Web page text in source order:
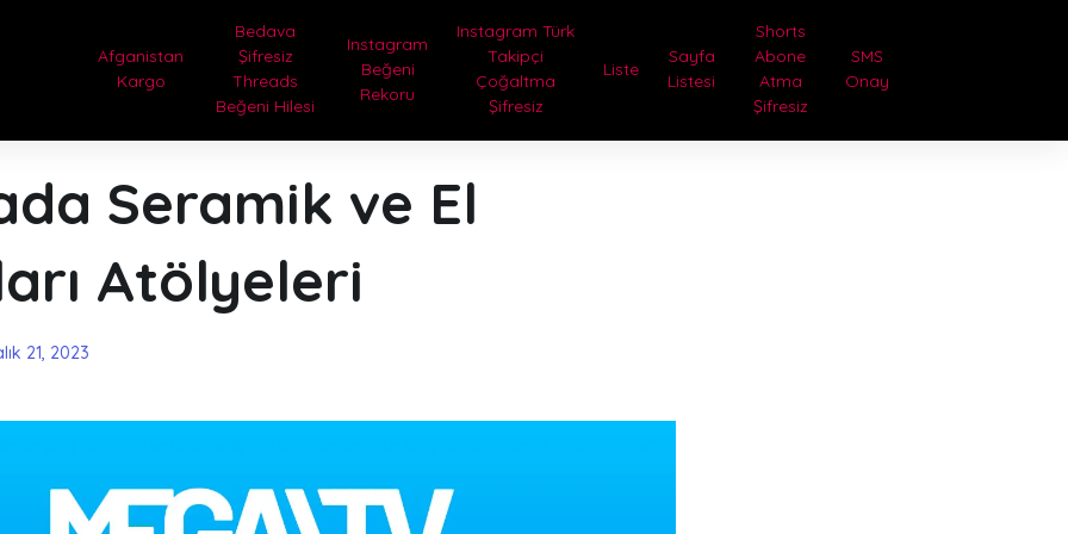
Afganistan
Kargo
Bedava
Şifresiz
Threads
Beğeni Hilesi
Instagram
Beğeni
Rekoru
Instagram Türk
Takipçi
Çoğaltma
Şifresiz
Liste
Sayfa
Listesi
Shorts
Abone
Atma
Şifresiz
SMS
Onay
Seramik ve El
Atölyeleri
21, 2023